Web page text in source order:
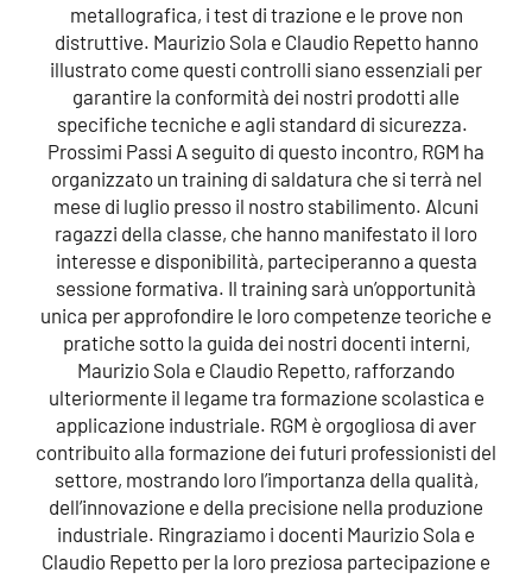
metallografica, i test di trazione e le prove non
distruttive. Maurizio Sola e Claudio Repetto hanno
illustrato come questi controlli siano essenziali per
garantire la conformità dei nostri prodotti alle
specifiche tecniche e agli standard di sicurezza.
Prossimi Passi A seguito di questo incontro, RGM ha
organizzato un training di saldatura che si terrà nel
mese di luglio presso il nostro stabilimento. Alcuni
ragazzi della classe, che hanno manifestato il loro
interesse e disponibilità, parteciperanno a questa
sessione formativa. Il training sarà un’opportunità
unica per approfondire le loro competenze teoriche e
pratiche sotto la guida dei nostri docenti interni,
Maurizio Sola e Claudio Repetto, rafforzando
ulteriormente il legame tra formazione scolastica e
applicazione industriale. RGM è orgogliosa di aver
contribuito alla formazione dei futuri professionisti del
settore, mostrando loro l’importanza della qualità,
dell’innovazione e della precisione nella produzione
industriale. Ringraziamo i docenti Maurizio Sola e
Claudio Repetto per la loro preziosa partecipazione e